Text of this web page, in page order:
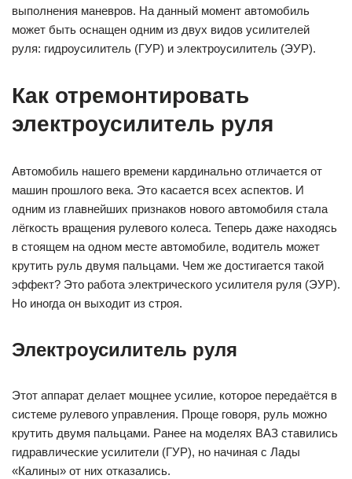
выполнения маневров. На данный момент автомобиль
может быть оснащен одним из двух видов усилителей
руля: гидроусилитель (ГУР) и электроусилитель (ЭУР).
Как отремонтировать
электроусилитель руля
Автомобиль нашего времени кардинально отличается от
машин прошлого века. Это касается всех аспектов. И
одним из главнейших признаков нового автомобиля стала
лёгкость вращения рулевого колеса. Теперь даже находясь
в стоящем на одном месте автомобиле, водитель может
крутить руль двумя пальцами. Чем же достигается такой
эффект? Это работа электрического усилителя руля (ЭУР).
Но иногда он выходит из строя.
Электроусилитель руля
Этот аппарат делает мощнее усилие, которое передаётся в
системе рулевого управления. Проще говоря, руль можно
крутить двумя пальцами. Ранее на моделях ВАЗ ставились
гидравлические усилители (ГУР), но начиная с Лады
«Калины» от них отказались.